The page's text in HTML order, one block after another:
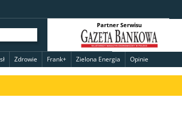
Partner Serwisu
Zdrowie Frank+ Zielona Energia Opinie